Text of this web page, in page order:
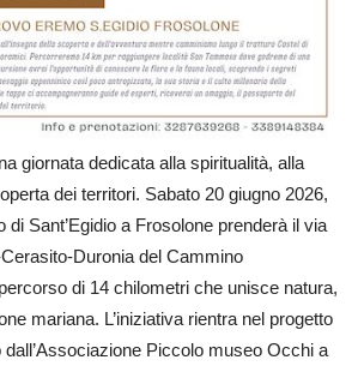
giornata dedicata alla spiritualità, alla
dei territori. Sabato 20 giugno 2026,
di Sant’Egidio a Frosolone prenderà il via
del Cammino
di 14 chilometri che unisce natura,
mariana. L’iniziativa rientra nel progetto
Piccolo museo Occhi a